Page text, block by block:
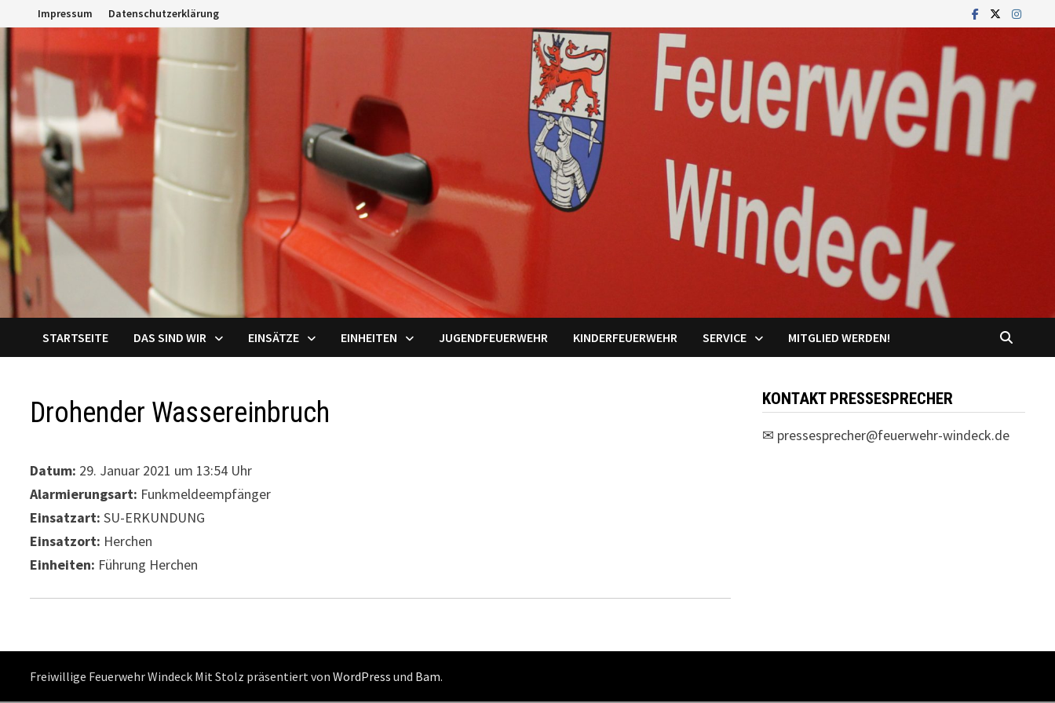
Inhalt
springen
Impressum Datenschutzerklärung
STARTSEITE DAS SIND WIR EINSÄTZE EINHEITEN JUGENDFEUERWEHR KINDERFEUERWEHR SERVICE MITGLIED WERDEN!
Drohender Wassereinbruch
Datum: 29. Januar 2021 um 13:54 Uhr
Alarmierungsart: Funkmeldeempfänger
Einsatzart: SU-ERKUNDUNG
Einsatzort: Herchen
Einheiten: Führung Herchen
KONTAKT PRESSESPRECHER
✉ pressesprecher@feuerwehr-windeck.de
Freiwillige Feuerwehr Windeck Mit Stolz präsentiert vonWordPress und Bam.